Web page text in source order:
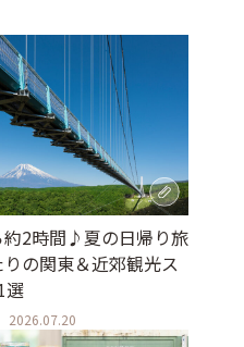
約2時間♪夏の日帰り旅
の関東＆近郊観光ス
選
2026.07.20